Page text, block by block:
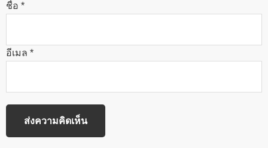
ชื่อ *
อีเมล *